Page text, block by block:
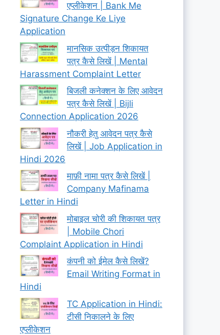
एप्लीकेशन | Bank Me
Signature Change Ke Liye
Application
मानसिक उत्पीड़न शिकायत
पत्र कैसे लिखें | Mental
Harassment Complaint Letter
बिजली कनेक्शन के लिए आवेदन
पत्र कैसे लिखें | Bijli
Connection Application 2026
नौकरी हेतु आवेदन पत्र कैसे
लिखें | Job Application in
Hindi 2026
माफ़ी नामा पत्र कैसे लिखें |
Company Mafinama
Letter in Hindi
मोबाइल चोरी की शिकायत पत्र
| Mobile Chori
Complaint Application in Hindi
कंपनी को ईमेल कैसे लिखें?
Email Writing Format in
Hindi
TC Application in Hindi:
टीसी निकालने के लिए
एप्लीकेशन